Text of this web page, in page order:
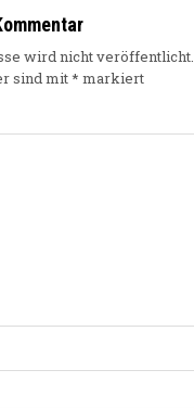
wird nicht veröffentlicht.
sind mit* markiert